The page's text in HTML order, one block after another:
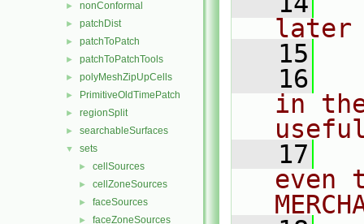
► nonConformal
► patchDist
► patchToPatch
► patchToPatchTools
► polyMeshZipUpCells
► PrimitiveOldTimePatch
► regionSplit
► searchableSurfaces
▼ sets
► cellSources
► cellZoneSources
► faceSources
► faceZoneSources
later
   15
   16
in
   17
even